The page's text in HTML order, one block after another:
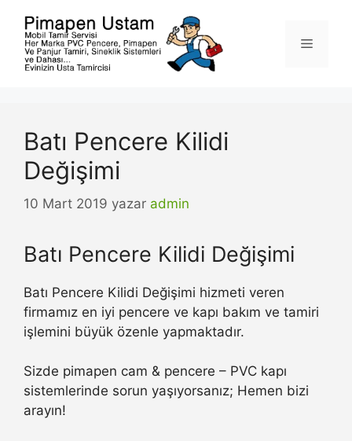
Menü
Batı Pencere Kilidi
Değişimi
10 Mart 2019 yazar admin
Batı Pencere Kilidi Değişimi
Batı Pencere Kilidi Değişimi hizmeti veren
firmamız en iyi pencere ve kapı bakım ve tamiri
işlemini büyük özenle yapmaktadır.
Sizde pimapen cam & pencere – PVC kapı
sistemlerinde sorun yaşıyorsanız; Hemen bizi
arayın!